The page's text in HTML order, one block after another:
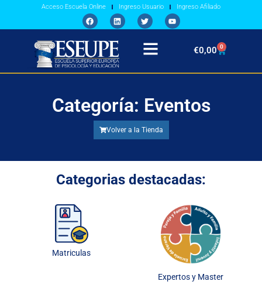
Acceso Escuela Online Ingreso Usuario Ingreso Afiliado
€0,00 0
Categoría: Eventos
Volver a la Tienda
Categorias destacadas:
Matriculas
Expertos y Master